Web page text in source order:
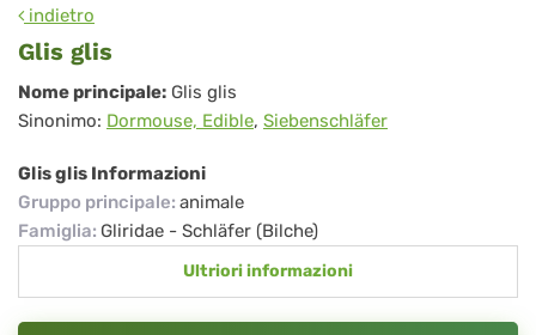
indietro
Glis glis
Glis
glis
Nome principale: Glis glis
Sinonimo: Dormouse, Edible, Siebenschläfer
Glis glis Informazioni
Gruppo principale: animale
Famiglia: Gliridae - Schläfer (Bilche)
Ultriori informazioni